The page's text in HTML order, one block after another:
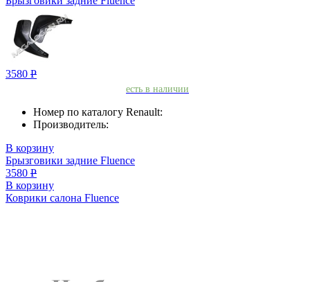
3580 Р
есть в наличии
Номер по каталогу Renault:
Производитель:
В корзину
Брызговики задние Fluence
3580 Р
В корзину
Коврики салона Fluence